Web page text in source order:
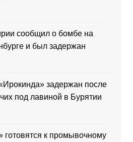
сообщил о бомбе на
и был задержан
задержан после
под лавиной в Бурятии
к промывочному